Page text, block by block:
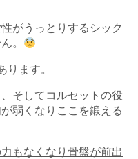
がうっとりするシック
。
ります。
そしてコルセットの役
弱くなりここを鍛える
もなくなり骨盤が前出